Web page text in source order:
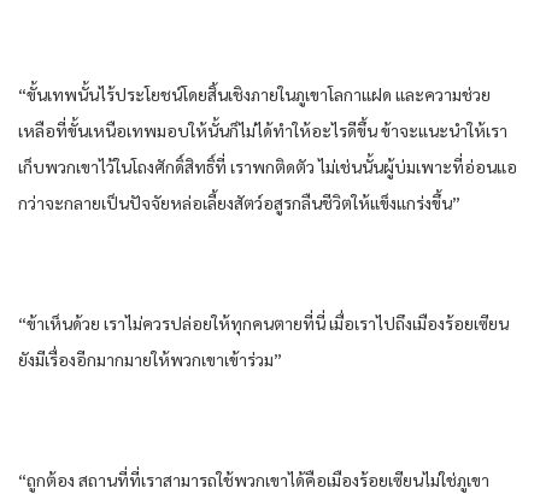
“ขั้น​เทพ​นั้น​ไร้ประโยชน์​โดยสิ้นเชิง​ภายใน​ภูเขา​โลกา​แฝด​ และ​ความช่วย
เหลือ​ที่​ขั้น​เหนือ​เทพ​มอบให้​นั้น​ก็​ไม่ได้​ทำให้​อะไร​ดีขึ้น​ ข้า​จะแนะนำ​ให้​เรา​
เก็บ​พวกเขา​ไว้​ใน​โถงศักดิ์สิทธิ์​ที่ เรา​พก​ติดตัว​ ไม่เช่นนั้น​ผู้​บ่ม​เพาะ​ที่​อ่อนแอ​
กว่า​จะกลายเป็น​ปัจจัย​หล่อ​เลี้ยงสัตว์​อสูร​กลืน​ชีวิต​ให้​แข็งแกร่ง​ขึ้น​”
“ข้า​เห็นด้วย​ เรา​ไม่ควร​ปล่อย​ให้​ทุก​คนตาย​ที่นี่​ เมื่อ​เรา​ไปถึงเมือง​ร้อย​เซียน​
ยัง​มีเรื่อง​อีก​มากมาย​ให้​พวกเขา​เข้าร่วม​”
“ถูกต้อง​ สถานที่​ที่​เรา​สามารถ​ใช้พวกเขา​ได้​คือ​เมือง​ร้อย​เซียน​ไม่ใช่ภูเขา​